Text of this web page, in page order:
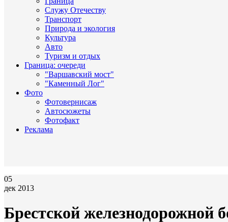
Служу Отечеству
Транспорт
Природа и экология
Культура
Авто
Туризм и отдых
Граница: очереди
"Варшавский мост"
"Каменный Лог"
Фото
Фотовернисаж
Автосюжеты
Фотофакт
Реклама
05
дек 2013
Брестской железнодорожной